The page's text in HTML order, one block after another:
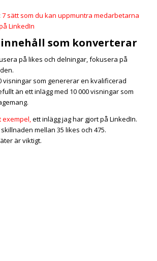
7 sätt som du kan uppmuntra medarbetarna
LinkedIn
som konverterar
på likes och delningar, fokusera på
visningar som genererar en kvalificerad
än ett inlägg med 10 000 visningar som
ett inlägg jag har gjort på LinkedIn.
mellan 35 likes och 475.
är viktigt.